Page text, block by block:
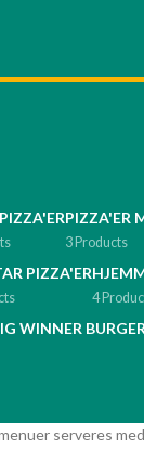
PIZZA'ER
3 Products
PIZZA'ER
4
WINNER
serveres